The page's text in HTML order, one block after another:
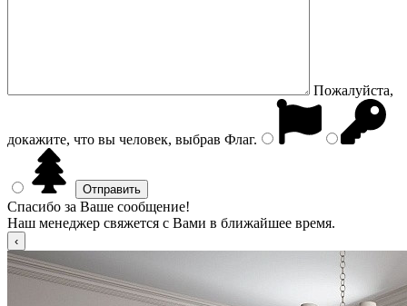
Пожалуйста,
докажите, что вы человек, выбрав Флаг.
Спасибо за Ваше сообщение!
Наш менеджер свяжется с Вами в ближайшее время.